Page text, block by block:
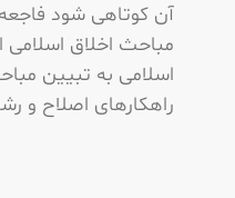
آن کوتاهى شود
مباحث اخلاق اسلامی
اسلامی به تبیین
راهکارهای اصلاح و